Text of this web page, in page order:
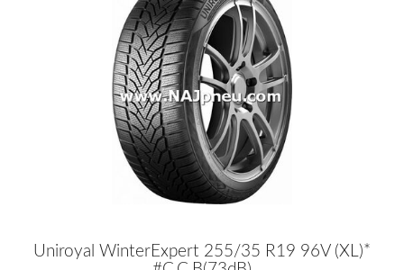
Uniroyal WinterExpert 255/35 R19 96V (XL)*